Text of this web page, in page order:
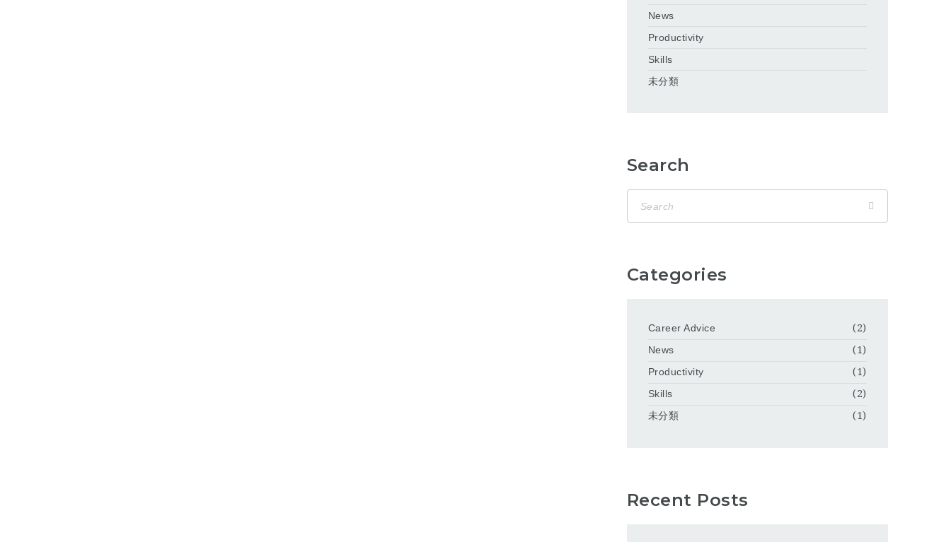
News
Productivity
Skills
未分類
Search
Categories
Career Advice
(2)
News
(1)
Productivity
(1)
Skills
(2)
未分類
(1)
Recent Posts